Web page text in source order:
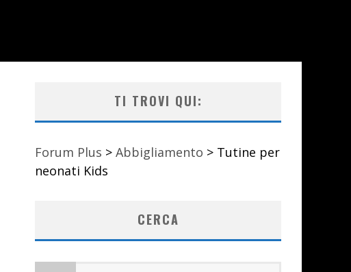
TI TROVI QUI:
Forum Plus > Abbigliamento > Tutine per
neonati Kids
CERCA